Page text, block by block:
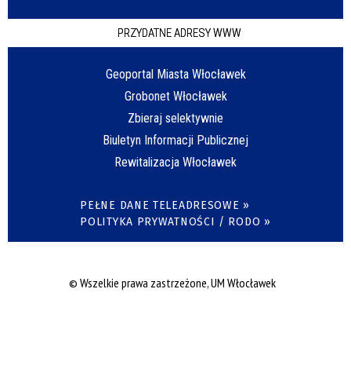
PRZYDATNE ADRESY WWW
Geoportal Miasta Włocławek
Grobonet Włocławek
Zbieraj selektywnie
Biuletyn Informacji Publicznej
Rewitalizacja Włocławek
PEŁNE DANE TELEADRESOWE »
POLITYKA PRYWATNOŚCI / RODO »
© Wszelkie prawa zastrzeżone, UM Włocławek